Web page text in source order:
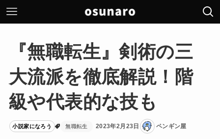
『無職転生』剣術の三
大流派を徹底解説！階
級や代表的な技も
小説家になろう 無職転生 2023年2月23日 ペンギン屋